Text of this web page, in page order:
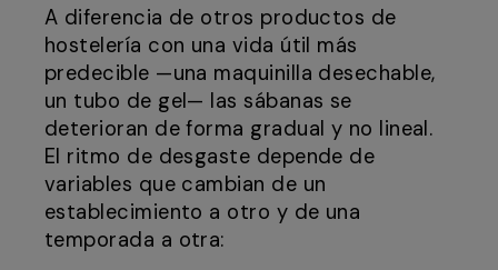
A diferencia de otros productos de
hostelería con una vida útil más
predecible —una maquinilla desechable,
un tubo de gel— las sábanas se
deterioran de forma gradual y no lineal.
El ritmo de desgaste depende de
variables que cambian de un
establecimiento a otro y de una
temporada a otra: